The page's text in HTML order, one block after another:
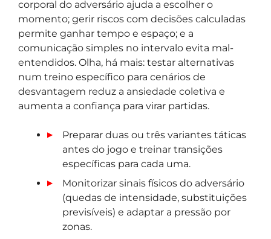
corporal do adversário ajuda a escolher o
momento; gerir riscos com decisões calculadas
permite ganhar tempo e espaço; e a
comunicação simples no intervalo evita mal-
entendidos. Olha, há mais: testar alternativas
num treino específico para cenários de
desvantagem reduz a ansiedade coletiva e
aumenta a confiança para virar partidas.
Preparar duas ou três variantes táticas
antes do jogo e treinar transições
específicas para cada uma.
Monitorizar sinais físicos do adversário
(quedas de intensidade, substituições
previsíveis) e adaptar a pressão por
zonas.